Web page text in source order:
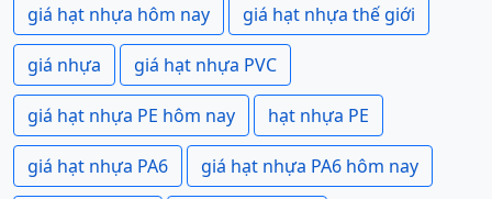
giá hạt nhựa hôm nay giá hạt nhựa thế giới
giá nhựa giá hạt nhựa PVC
giá hạt nhựa PE hôm nay hạt nhựa PE
giá hạt nhựa PA6 giá hạt nhựa PA6 hôm nay